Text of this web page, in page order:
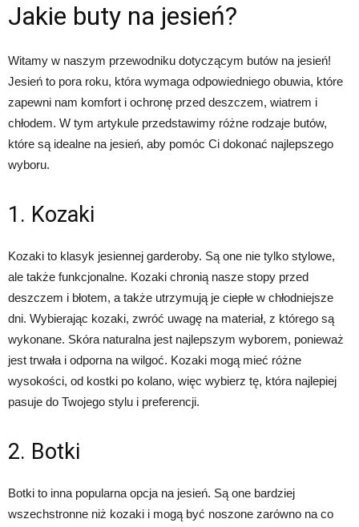
Jakie buty na jesień?
Witamy w naszym przewodniku dotyczącym butów na jesień!
Jesień to pora roku, która wymaga odpowiedniego obuwia, które
zapewni nam komfort i ochronę przed deszczem, wiatrem i
chłodem. W tym artykule przedstawimy różne rodzaje butów,
które są idealne na jesień, aby pomóc Ci dokonać najlepszego
wyboru.
1. Kozaki
Kozaki to klasyk jesiennej garderoby. Są one nie tylko stylowe,
ale także funkcjonalne. Kozaki chronią nasze stopy przed
deszczem i błotem, a także utrzymują je ciepłe w chłodniejsze
dni. Wybierając kozaki, zwróć uwagę na materiał, z którego są
wykonane. Skóra naturalna jest najlepszym wyborem, ponieważ
jest trwała i odporna na wilgoć. Kozaki mogą mieć różne
wysokości, od kostki po kolano, więc wybierz tę, która najlepiej
pasuje do Twojego stylu i preferencji.
2. Botki
Botki to inna popularna opcja na jesień. Są one bardziej
wszechstronne niż kozaki i mogą być noszone zarówno na co